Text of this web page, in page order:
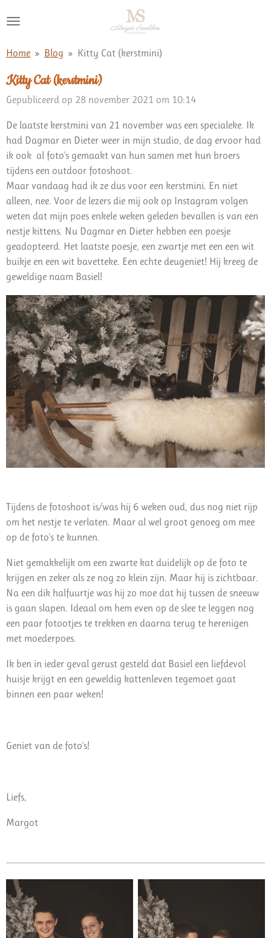
direct
de
hoofdinhoud
Home » Blog » Kitty Cat (kerstmini)
Kitty Cat (kerstmini)
Gepubliceerd op 28 november 2021 om 10:14
De laatste kerstmini van 21 november was een specialeke. Ik
had Dagmar en Dieter weer in mijn studio, de dag ervoor had
ik ook al foto's gemaakt van hun samen met hun broers
tijdens een outdoor fotoshoot.
Maar vandaag had ik ze dus voor een kerstmini. En niet
alleen, nee. Voor de lezers die mij ook op Instagram volgen
weten dat mijn poes enkele weken geleden bevallen is van een
nestje kittens. Nu Dagmar en Dieter hebben een poesje
geadopteerd. Het laatste poesje, een zwartje met een een wit
buikje en een wit bavetteke. Een echte deugeniet! Hij kreeg de
geweldige naam Basiel!
Tijdens de fotoshoot is/was hij 6 weken oud, dus nog niet rijp
om het nestje te verlaten. Maar al wel groot genoeg om mee
op de foto's te kunnen.
Niet gemakkelijk om een zwarte kat duidelijk op de foto te
krijgen en zeker als ze nog zo klein zijn. Maar hij is zichtbaar.
Na een dik halfuurtje was hij zo moe dat hij tussen de sneeuw
is gaan slapen. Ideaal om hem even op de slee te leggen nog
een paar fotootjes te trekken en daarna terug te herenigen
met moederpoes.
Ik ben in ieder geval gerust gesteld dat Basiel een liefdevol
huisje krijgt en een geweldig kattenleven tegemoet gaat
binnen een paar weken!
Geniet van de foto's!
Liefs,
Margot